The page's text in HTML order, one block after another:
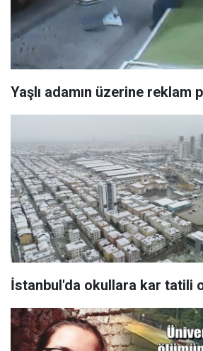
Yaşlı adamın üzerine reklam
İstanbul'da okullara kar tatili